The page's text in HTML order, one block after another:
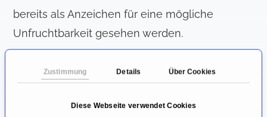
Zustimmung Details Über Cookies
Diese Webseite verwendet Cookies
bereits als Anzeichen für eine mögliche
Unfruchtbarkeit gesehen werden.
eines Mannes?
Um die Fruchtbarkeit eines Mannes zu